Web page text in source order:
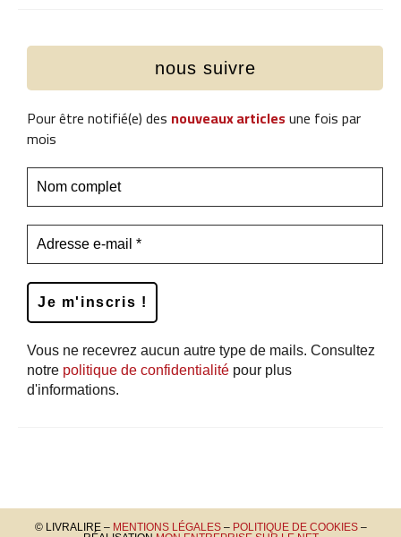
nous suivre
Pour être notifié(e) des nouveaux articlesune fois par
mois
Vous ne recevrez aucun autre type de mails. Consultez
notre politique de confidentialité pour plus
d'informations.
© LIVRALIRE – MENTIONS LÉGALES– POLITIQUE DE COOKIES–